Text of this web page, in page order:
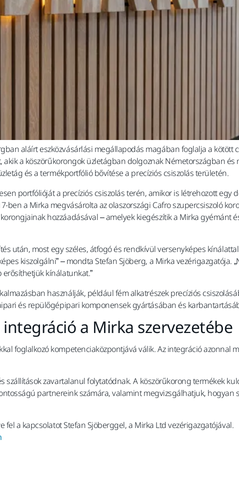
aláírt eszközvásárlási megállapodás magában foglalja a
akik a köszörűkorongok üzletágban dolgoznak Németországban és
és a termékportfólió bővítése a precíziós csiszolás területén.
portfólióját a precíziós csiszolás terén, amikor is létrehozott
ben a Mirka megvásárolta az olaszországi Cafro szupercsiszoló
hozzáadásával – amelyek kiegészítik a Mirka gyémánt
után, most egy széles, átfogó és rendkívül versenyképes
kiszolgálni” – mondta Stefan Sjöberg, a Mirka vezérigazgatója.
kínálatunkat.”
használják, például fém alkatrészek precíziós
és repülőgépipari komponensek gyártásában és
a Mirka szervezetébe
foglalkozó kompetenciaközpontjává válik. Az integráció azonnal
szállítások zavartalanul folytatódnak. A köszörűkorong termékek
partnereink számára, valamint megvizsgálhatjuk, hogyan
fel a kapcsolatot Stefan Sjöberggel, a Mirka Ltd vezérigazgatójával.